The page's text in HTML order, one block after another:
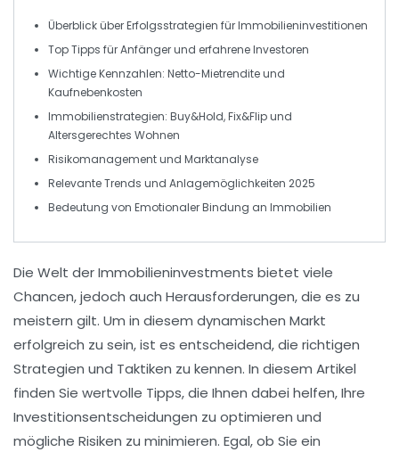
Überblick überErfolgsstrategien fürImmobilieninvestitionen
TopTipps für Anfänger und erfahrene Investoren
Wichtige Kennzahlen: Netto-Mietrenditeund
Kaufnebenkosten
Immobilienstrategien: Buy&Hold,Fix&Flipund
Altersgerechtes Wohnen
Risikomanagement und Marktanalyse
Relevante Trends und Anlagemöglichkeiten 2025
Bedeutung von Emotionaler Bindung an Immobilien
Die Welt derImmobilieninvestments bietet viele
Chancen, jedoch auch Herausforderungen, die es zu
meistern gilt. Um in diesem dynamischen Markt
erfolgreich zu sein, ist es entscheidend, die richtigen
Strategien und Taktiken zu kennen. In diesem Artikel
finden Sie wertvolle Tipps, die Ihnen dabei helfen, Ihre
Investitionsentscheidungen zu optimieren und
mögliche Risiken zu minimieren. Egal, ob Sie ein